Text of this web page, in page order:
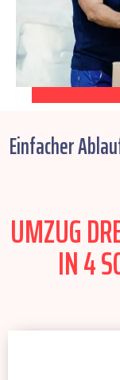
Einfacher
UMZUG
IN 4